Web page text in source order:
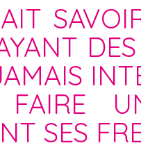
SES